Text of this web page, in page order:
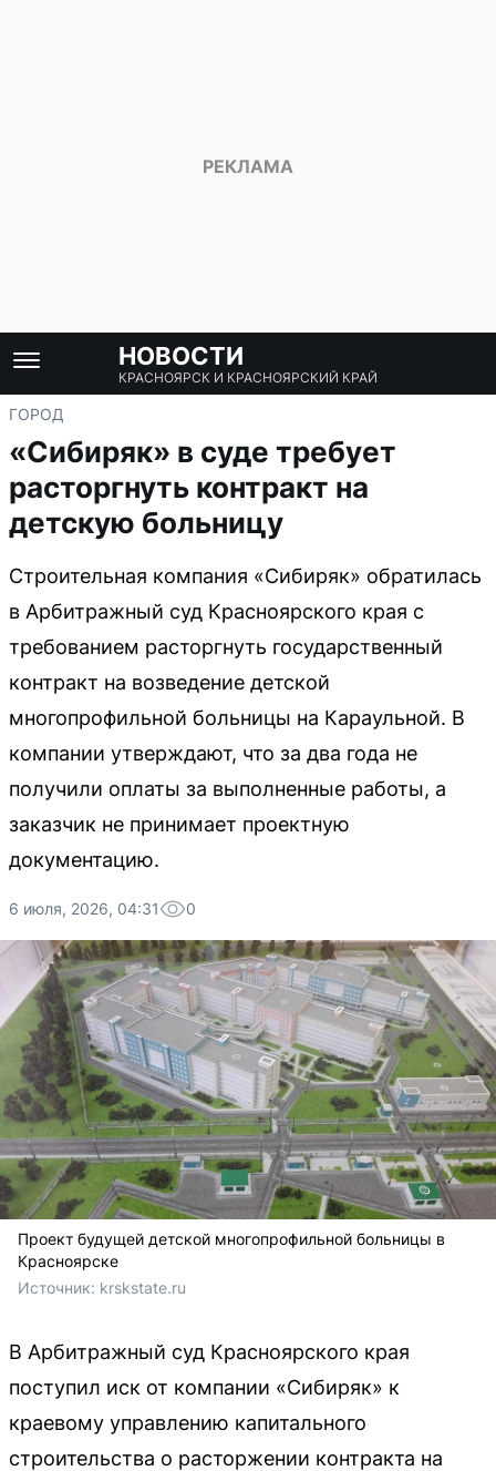
НОВОСТИ
КРАСНОЯРСК И КРАСНОЯРСКИЙ КРАЙ
ГОРОД
«Сибиряк» в суде требует
расторгнуть контракт на
детскую больницу
Строительная компания «Сибиряк» обратилась
в Арбитражный суд Красноярского края с
требованием расторгнуть государственный
контракт на возведение детской
многопрофильной больницы на Караульной. В
компании утверждают, что за два года не
получили оплаты за выполненные работы, а
заказчик не принимает проектную
документацию.
6 июля, 2026, 04:31 0
Проект будущей детской многопрофильной больницы в
Красноярске
Источник: krskstate.ru
В Арбитражный суд Красноярского края
поступил иск от компании «Сибиряк» к
краевому управлению капитального
строительства о расторжении контракта на